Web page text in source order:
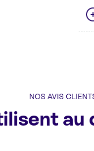
NOS AVIS
au